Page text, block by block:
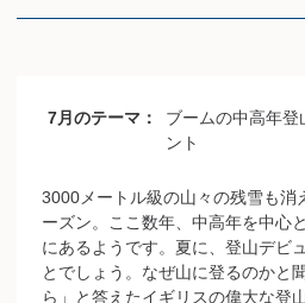
7月のテーマ：
ブームの中高年登
ント
3000メートル級の山々の残雪も消
ーズン。ここ数年、中高年を中心
にあるようです。夏に、登山デビ
とでしょう。なぜ山に登るのかと
ら」と答えたイギリスの偉大な登